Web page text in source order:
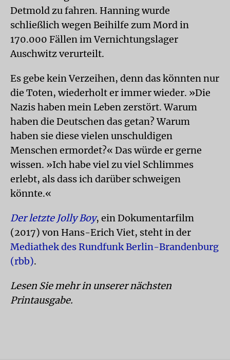
Detmold zu fahren. Hanning wurde
schließlich wegen Beihilfe zum Mord in
170.000 Fällen im Vernichtungslager
Auschwitz verurteilt.
Es gebe kein Verzeihen, denn das könnten nur
die Toten, wiederholt er immer wieder. »Die
Nazis haben mein Leben zerstört. Warum
haben die Deutschen das getan? Warum
haben sie diese vielen unschuldigen
Menschen ermordet?« Das würde er gerne
wissen. »Ich habe viel zu viel Schlimmes
erlebt, als dass ich darüber schweigen
könnte.«
Der letzte Jolly Boy, ein Dokumentarfilm
(2017) von Hans-Erich Viet, steht in der
Mediathek des Rundfunk Berlin-Brandenburg
(rbb).
Lesen Sie mehr in unserer nächsten
Printausgabe.